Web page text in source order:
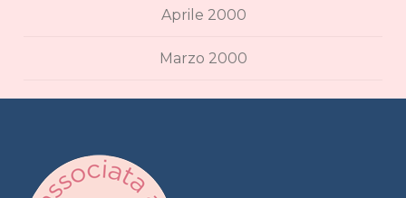
Aprile 2000
Marzo 2000